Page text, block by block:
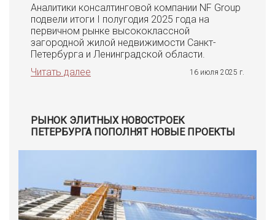
Аналитики консалтинговой компании NF Group
подвели итоги I полугодия 2025 года на
первичном рынке высококлассной
загородной жилой недвижимости Санкт-
Петербурга и Ленинградской области.
Читать далее
16 июля 2025 г.
РЫНОК ЭЛИТНЫХ НОВОСТРОЕК
ПЕТЕРБУРГА ПОПОЛНЯТ НОВЫЕ ПРОЕКТЫ